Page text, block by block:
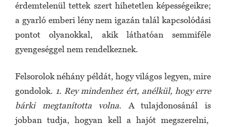
érdemtelenül tettek szert hihetetlen képességeikre;
a gyarló emberi lény nem igazán talál kapcsolódási
pontot olyanokkal, akik láthatóan semmiféle
gyengeséggel nem rendelkeznek.
Felsorolok néhány példát, hogy világos legyen, mire
gondolok. 1. Rey mindenhez ért, anélkül, hogy erre
bárki megtanította volna. A tulajdonosánál is
jobban tudja, hogyan kell a hajót megszerelni,